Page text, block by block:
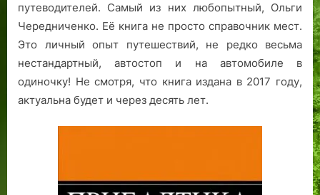
путеводителей. Самый из них любопытный, Ольги
Чередниченко. Её книга не просто справочник мест.
Это личный опыт путешествий, не редко весьма
нестандартный, автостоп и на автомобиле в
одиночку! Не смотря, что книга издана в 2017 году,
актуальна будет и через десять лет.